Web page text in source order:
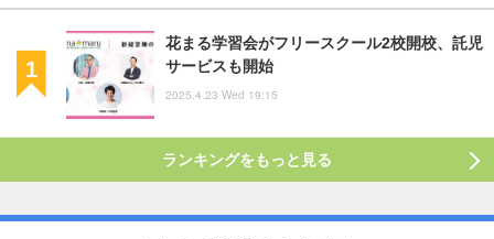
花まる学習会がフリースクール2校開校、託児
サービスも開始
2025.4.23 Wed 19:15
ランキングをもっと見る